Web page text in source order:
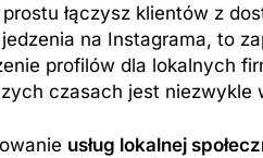
łączysz klientów z
na Instagrama, to
profilów dla lokalnych
czasach jest niezwykle
usług lokalnej